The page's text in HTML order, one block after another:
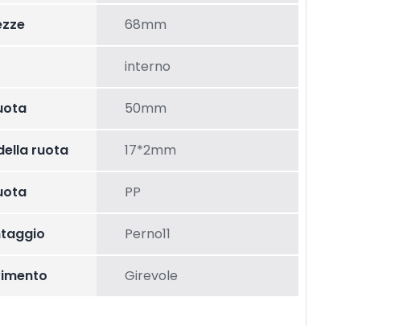
68mm
interno
50mm
ruota 17*2mm
PP
Perno11
Girevole